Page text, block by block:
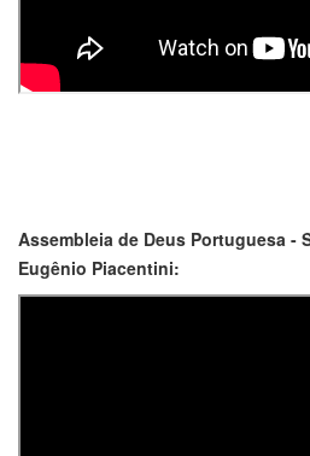
Assembleia de Deus Portuguesa -
Eugênio Piacentini: